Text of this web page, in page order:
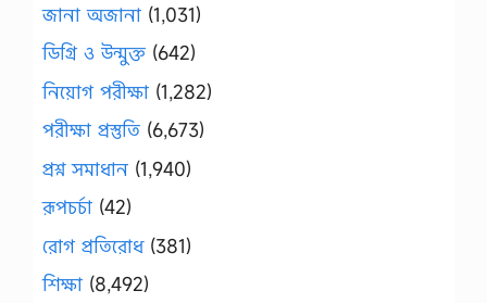
জানা অজানা (1,031)
ডিগ্রি ও উন্মুক্ত (642)
নিয়োগ পরীক্ষা (1,282)
পরীক্ষা প্রস্তুতি (6,673)
প্রশ্ন সমাধান (1,940)
রূপচর্চা (42)
রোগ প্রতিরোধ(381)
শিক্ষা (8,492)